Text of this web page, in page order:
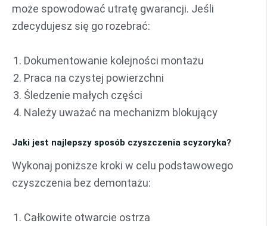
może spowodować utratę gwarancji. Jeśli
zdecydujesz się go rozebrać:
Dokumentowanie kolejności montażu
Praca na czystej powierzchni
Śledzenie małych części
Należy uważać na mechanizm blokujący
Jaki jest najlepszy sposób czyszczenia scyzoryka?
Wykonaj poniższe kroki w celu podstawowego
czyszczenia bez demontażu:
Całkowite otwarcie ostrza